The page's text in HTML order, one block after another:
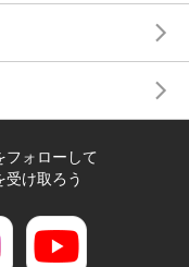
フォローして
受け取ろう